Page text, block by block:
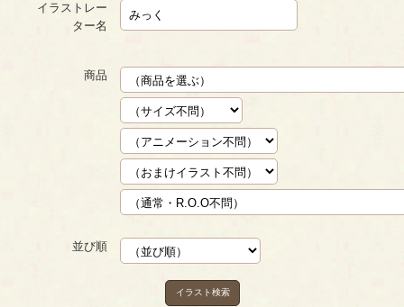
イラストレー
ター名
商品
並び順
イラスト検索